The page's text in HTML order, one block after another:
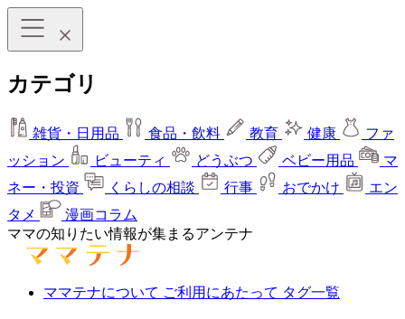
カテゴリ
雑貨・日用品 食品・飲料 教育 健康
ファ
ッション
ビューティ どうぶつ ベビー用品
マ
ネー・投資
くらしの相談 行事 おでかけ
エン
タメ
漫画コラム
ママの知りたい情報が集まるアンテナ
ママテナについて ご利用にあたって タグ一覧